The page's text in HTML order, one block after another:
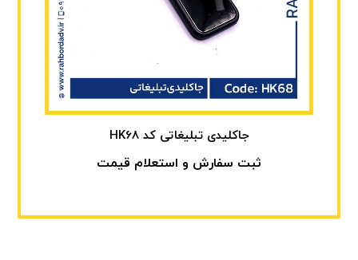
جاکلیدی تبلیغاتی کد HK68
ثبت سفارش و استعلام قیمت